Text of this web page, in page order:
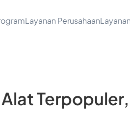
Layanan Perusahaan